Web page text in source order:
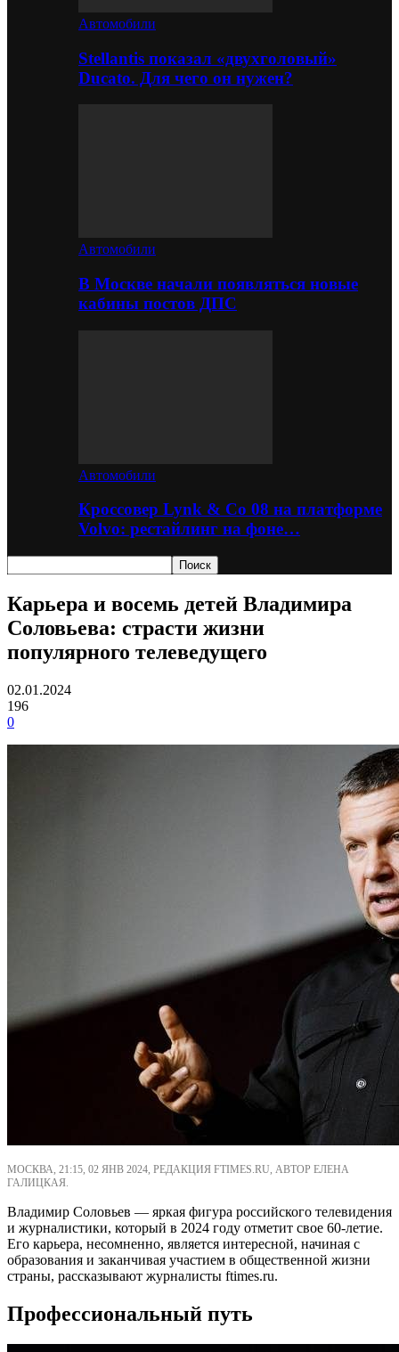
Автомобили
Stellantis показал «двухголовый»
Ducato. Для чего он нужен?
Автомобили
В Москве начали появляться новые
кабины постов ДПС
Автомобили
Кроссовер Lynk & Co 08 на платформе
Volvo: рестайлинг на фоне…
Карьера и восемь детей Владимира
Соловьева: страсти жизни
популярного телеведущего
02.01.2024
196
0
МОСКВА, 21:15, 02 ЯНВ 2024, РЕДАКЦИЯ FTIMES.RU, АВТОР ЕЛЕНА
ГАЛИЦКАЯ.
Владимир Соловьев — яркая фигура российского телевидения
и журналистики, который в 2024 году отметит свое 60-летие.
Его карьера, несомненно, является интересной, начиная с
образования и заканчивая участием в общественной жизни
страны, рассказывают журналисты ftimes.ru.
Профессиональный путь